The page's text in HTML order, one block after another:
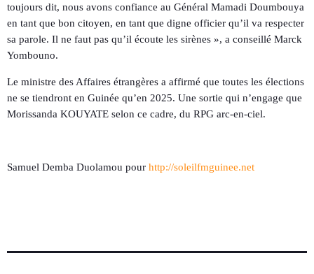
toujours dit, nous avons confiance au Général Mamadi Doumbouya
en tant que bon citoyen, en tant que digne officier qu’il va respecter
sa parole. Il ne faut pas qu’il écoute les sirènes », a conseillé Marck
Yombouno.
Le ministre des Affaires étrangères a affirmé que toutes les élections
ne se tiendront en Guinée qu’en 2025. Une sortie qui n’engage que
Morissanda KOUYATE selon ce cadre, du RPG arc-en-ciel.
Samuel Demba Duolamou pour http://soleilfmguinee.net